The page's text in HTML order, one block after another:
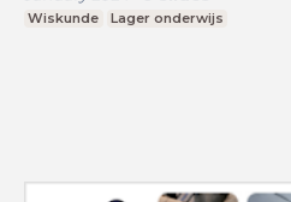
Wiskunde Lager onderwijs